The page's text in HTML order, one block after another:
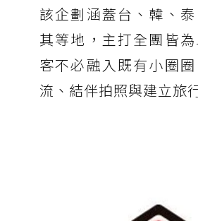
該企劃涵蓋台、韓、
其等地，主打全團皆
客不必融入既有小圈
流、結伴拍照與建立旅